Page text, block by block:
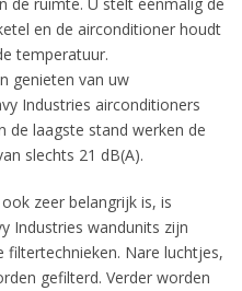
en de airconditioner houdt
temperatuur.
genieten van uw
Industries airconditioners
de laagste stand werken de
slechts 21 dB(A).
zeer belangrijk is, is
Industries wandunits zijn
Nare luchtjes,
gefilterd. Verder worden